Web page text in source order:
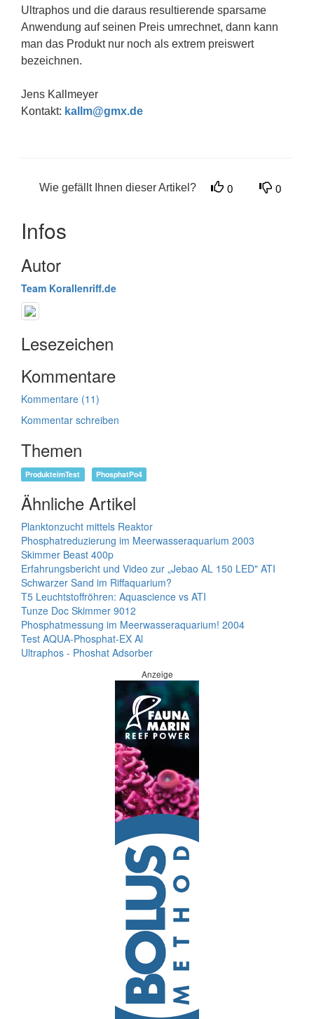
Ultraphos und die daraus resultierende sparsame
Anwendung auf seinen Preis umrechnet, dann kann
man das Produkt nur noch als extrem preiswert
bezeichnen.
Jens Kallmeyer
Kontakt: kallm@gmx.de
Wie gefällt Ihnen dieser Artikel? 0 0
Infos
Autor
Team Korallenriff.de
Lesezeichen
Kommentare
Kommentare (11)
Kommentar schreiben
Themen
ProdukteimTest PhosphatPo4
Ähnliche Artikel
Planktonzucht mittels Reaktor
Phosphatreduzierung im Meerwasseraquarium 2003
Skimmer Beast 400p
Erfahrungsbericht und Video zur „Jebao AL 150 LED" ATI
Schwarzer Sand im Riffaquarium?
T5 Leuchtstoffröhren: Aquascience vs ATI
Tunze Doc Skimmer 9012
Phosphatmessung im Meerwasseraquarium! 2004
Test AQUA-Phosphat-EX Al
Ultraphos - Phoshat Adsorber
Anzeige